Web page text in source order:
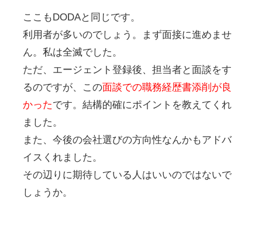
ここもDODAと同じです。
利用者が多いのでしょう。まず面接に進めませ
ん。私は全滅でした。
ただ、エージェント登録後、担当者と面談をす
るのですが、この面談での職務経歴書添削が良
かったです。結構的確にポイントを教えてくれ
ました。
また、今後の会社選びの方向性なんかもアドバ
イスくれました。
その辺りに期待している人はいいのではないで
しょうか。